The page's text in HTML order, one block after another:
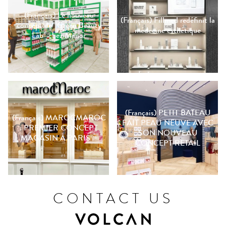
(Français) Le nouveau
concept de “Green Beauty
Lab” chez Manor
(Français) Fillmed redéfinit la
médecine esthétique
(Français) MAROCMAROC
: PREMIER CONCEPT
MAGASIN À PARIS✨
(Français) PETIT BATEAU
FAIT PEAU NEUVE AVEC
SON NOUVEAU
CONCEPT RETAIL
CONTACT US